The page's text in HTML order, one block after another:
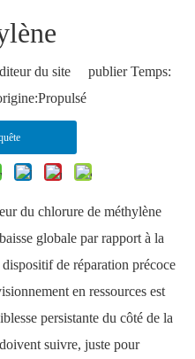
du site publier Temps:
Propulsé
du chlorure de méthylène
globale par rapport à la
de réparation précoce
en ressources est
persistante du côté de la
suivre, juste pour